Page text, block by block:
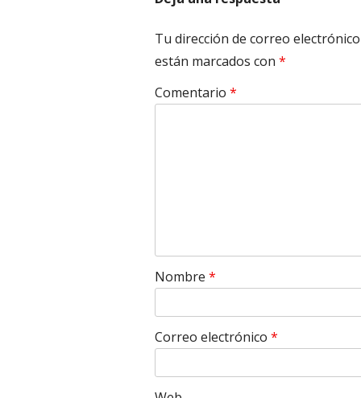
Tu dirección de correo
están marcados con *
Comentario *
Nombre *
Correo electrónico *